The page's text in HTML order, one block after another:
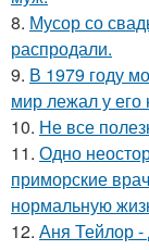
8. Мусор со
распродали.
9. В 1979 году
мир лежал у его
10. Не все
11. Одно
приморские
нормальную
12. Аня Тейлор